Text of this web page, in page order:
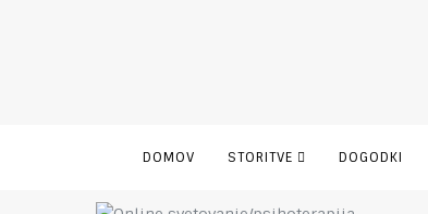
DOMOV STORITVE DOGODKI